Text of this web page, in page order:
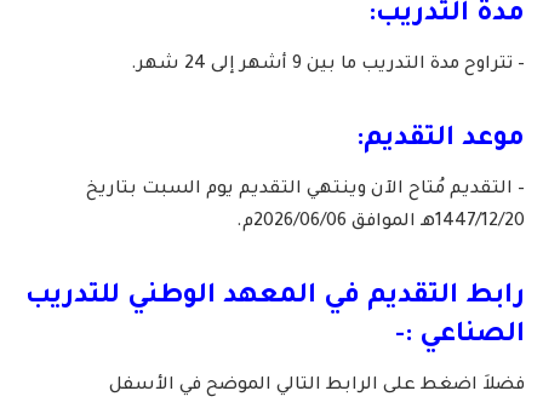
مدة التدريب:
– تتراوح مدة التدريب ما بين 9 أشهر إلى 24 شهر.
موعد التقديم:
– التقديم مُتاح الآن وينتهي التقديم يوم السبت بتاريخ
1447/12/20هـ الموافق 2026/06/06م.
رابط التقديم في المعهد الوطني للتدريب
الصناعي :-
فضلاَ اضغط على الرابط التالي الموضح في الأسفل